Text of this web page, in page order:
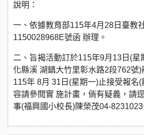
說明：
一、依據教育部115年4月28日臺教
1150028968E號函 辦理。
二、旨揭活動訂於115年9月13日(星
化縣溪 湖鎮大竹里彰水路2段762號
115年 8月 31日(星期一)止接受報名
容請參閱實 施計畫，倘有疑義，請
事(福興國小校長)陳榮茂04-8231023